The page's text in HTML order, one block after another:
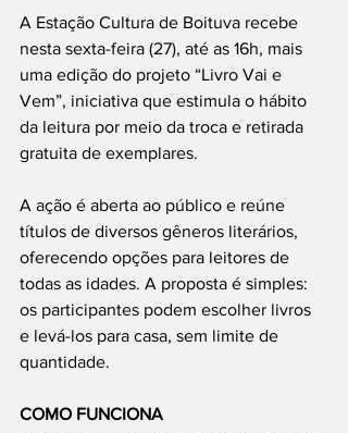
A Estação Cultura de Boituva recebe
nesta sexta-feira (27), até as 16h, mais
uma edição do projeto “Livro Vai e
Vem”, iniciativa que estimula o hábito
da leitura por meio da troca e retirada
gratuita de exemplares.
A ação é aberta ao público e reúne
títulos de diversos gêneros literários,
oferecendo opções para leitores de
todas as idades. A proposta é simples:
os participantes podem escolher livros
e levá-los para casa, sem limite de
quantidade.
COMO FUNCIONA